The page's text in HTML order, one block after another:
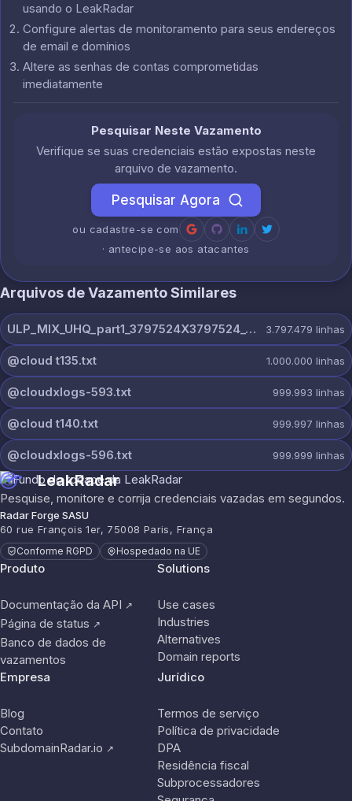
usando o LeakRadar
Configure alertas de monitoramento para seus endereços
de email e domínios
Altere as senhas de contas comprometidas
imediatamente
Pesquisar Neste Vazamento
Verifique se suas credenciais estão expostas neste
arquivo de vazamento.
Pesquisar Agora
ou cadastre-se com
· antecipe-se aos atacantes
Arquivos de Vazamento Similares
ULP_MIX_UHQ_part1_3797524X3797524_@dextercloud7.txt 3.797.479 linhas
@cloud t135.txt 1.000.000 linhas
@cloudxlogs-593.txt 999.993 linhas
@cloud t140.txt 999.997 linhas
@cloudxlogs-596.txt 999.999 linhas
LeakRadar
Pesquise, monitore e corrija credenciais vazadas em segundos.
Radar Forge SASU
60 rue François 1er, 75008 Paris, França
Conforme RGPD Hospedado na UE
Produto
Documentação da API ↗
Página de status ↗
Banco de dados de
vazamentos
Solutions
Use cases
Industries
Alternatives
Domain reports
Empresa
Blog
Contato
SubdomainRadar.io ↗
Jurídico
Termos de serviço
Política de privacidade
DPA
Residência fiscal
Subprocessadores